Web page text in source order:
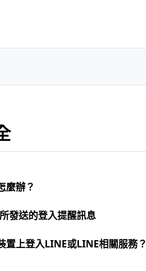
麼辦？
發送的登入提醒訊息
置上登入LINE或LINE相關服務？